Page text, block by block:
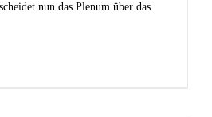
nun das Plenum über das